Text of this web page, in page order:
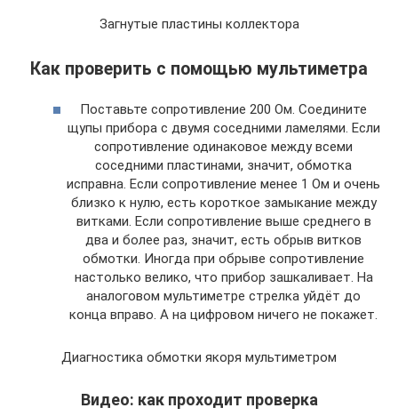
Загнутые пластины коллектора
Как проверить с помощью мультиметра
Поставьте сопротивление 200 Ом. Соедините
щупы прибора с двумя соседними ламелями. Если
сопротивление одинаковое между всеми
соседними пластинами, значит, обмотка
исправна. Если сопротивление менее 1 Ом и очень
близко к нулю, есть короткое замыкание между
витками. Если сопротивление выше среднего в
два и более раз, значит, есть обрыв витков
обмотки. Иногда при обрыве сопротивление
настолько велико, что прибор зашкаливает. На
аналоговом мультиметре стрелка уйдёт до
конца вправо. А на цифровом ничего не покажет.
Диагностика обмотки якоря мультиметром
Видео: как проходит проверка